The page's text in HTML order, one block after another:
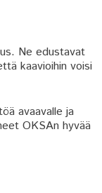
Ne edustavat
kaavioihin voisi
avaavalle ja
OKSAn hyvää